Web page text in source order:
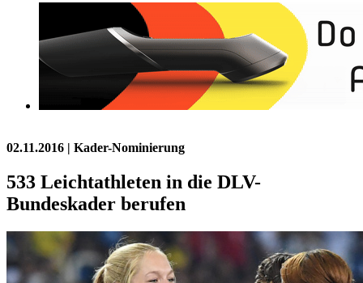
02.11.2016 | Kader-Nominierung
533 Leichtathleten in die DLV-
Bundeskader berufen